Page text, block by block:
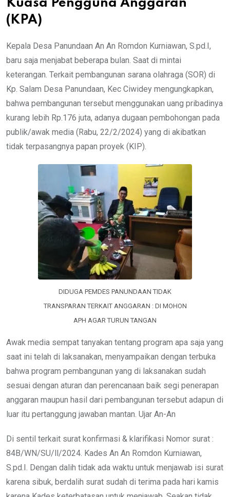
Kuasa Pengguna Anggaran
(KPA)
Kepala Desa Panundaan An An Romdon Kurniawan, S.pd.I,
baru saja menjabat beberapa bulan. Saat di mintai
keterangan. Terkait pembangunan sarana olahraga (SOR) di
Kp. Salam Desa Panundaan, Kec Ciwidey mengungkapkan,
bahwa pembangunan tersebut menggunakan uang pribadinya
kurang lebih Rp.176 juta, adanya dugaan pembohongan pada
publik/awak media (Rabu, 22/2/2024) yang di akibatkan
tidak terpasangnya papan proyek (KIP).
DIDUGA PEMDES PANUNDAAN TIDAK
TRANSPARAN TERKAIT ANGGARAN : DI MOHON
APH AGAR TURUN TANGAN
Awak media sempat tanyakan tentang program apa saja yang
saat ini telah di laksanakan, menyampaikan dengan terbuka
bahwa program pembangunan yang di laksanakan sudah
sesuai dengan aturan dan perencanaan baik segi penerapan
anggaran maupun hasil dari pembangunan tersebut adapun di
luar itu pertanggung jawaban mantan. Ujar An-An
Di sentil terkait surat konfirmasi & klarifikasi Nomor surat :
84B/WN/SU/ll/2024. Kades An An Romdon Kurniawan,
S.pd.I. Dengan dalih tidak ada waktu untuk menjawab isi surat
karena sibuk, berdalih surat sudah di terima pada hari kamis